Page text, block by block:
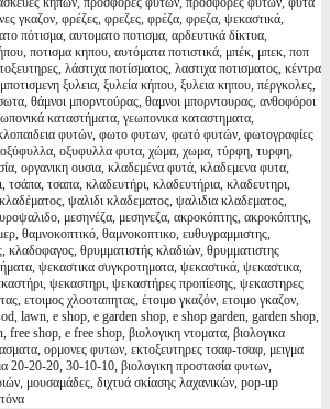
γκαζον, φρέζες, φρεζες, φρέζα, φρεζα, ψεκαστικά,
πότισμα, αυτοματο ποτισμα, αρδευτικά δίκτυα,
ποτισμα κηπου, αυτόματα ποτιστικά, μπέκ, μπεκ, ποπ
λάστιχα ποτίσματος, λαστιχα ποτισματος, κέντρα
ξυλεια, ξυλεία κήπου, ξυλεια κηπου, πέργκολες,
θάμνοι μπορντούρας, θαμνοι μπορντουρας, ανθοφόροι
καταστήματα, γεωπονικα καταστηματα,
φυτών, φωτο φυτων, φωτό φυτών, φωτογραφίες
οξυφυλλα φυτα, χώμα, χωμα, τύρφη, τυρφη,
οργανικη ουσια, κλαδεμένα φυτά, κλαδεμενα φυτα,
τσάπα, τσαπα, κλαδευτήρι, κλαδευτήρια, κλαδευτηρι,
ψαλιδι κλαδεματος, ψαλιδια κλαδεματος,
μεσηνέζα, μεσηνεζα, ακροκόπτης, ακροκόπτης,
θαμνοκοπτικό, θαμνοκοπτικο, ευθυγραμμιστης,
κλαδοφαγος, θρυμματιστής κλαδιών, θρυμματιστης
ψεκαστικα συγκροτηματα, ψεκαστικά, ψεκαστικα,
ψεκαστηρι, ψεκαστήρες προπίεσης, ψεκαστηρες
ετοιμος χλοοταπητας, έτοιμο γκαζόν, ετοιμο γκαζον,
lawn, e shop, e garden shop, e shop garden, garden shop,
shop, e free shop, βιολογικη ντοματα, βιολογικα
ορμονες φυτων, εκτοξευτηρες τσαφ-τσαφ, μειγμα
20-20-20, 30-10-10, βιολογικη προστασία φυτων,
μουσαμάδες, διχτυά σκίασης λαχανικών, pop-up